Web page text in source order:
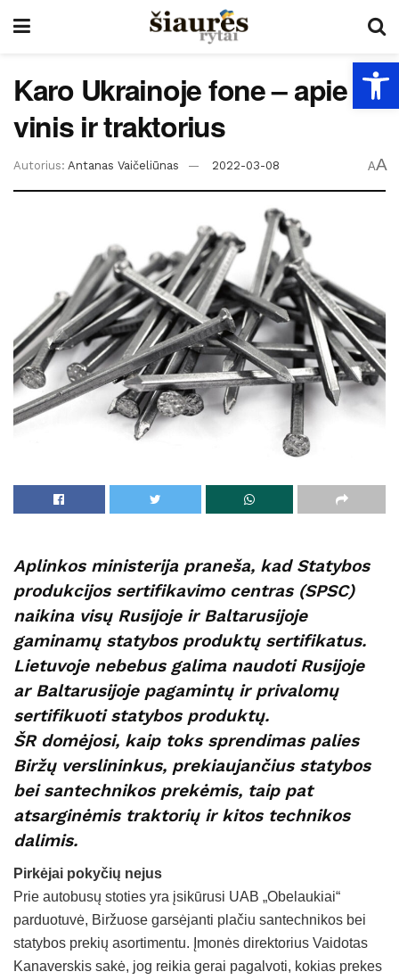
Karo Ukrainoje fone – apie
vinis ir traktorius
Autorius: Antanas Vaičeliūnas 2022-03-08 AA
Aplinkos ministerija praneša, kad Statybos
produkcijos sertifikavimo centras (SPSC)
naikina visų Rusijoje ir Baltarusijoje
gaminamų statybos produktų sertifikatus.
Lietuvoje nebebus galima naudoti Rusijoje
ar Baltarusijoje pagamintų ir privalomų
sertifikuoti statybos produktų.
ŠR domėjosi, kaip toks sprendimas palies
Biržų verslininkus, prekiaujančius statybos
bei santechnikos prekėmis, taip pat
atsarginėmis traktorių ir kitos technikos
dalimis.
Pirkėjai pokyčių nejus
Prie autobusų stoties yra įsikūrusi UAB „Obelaukiai“
parduotuvė, Biržuose garsėjanti plačiu santechnikos bei
statybos prekių asortimentu. Įmonės direktorius Vaidotas
Kanaverskis sakė, jog reikia gerai pagalvoti, kokias prekes